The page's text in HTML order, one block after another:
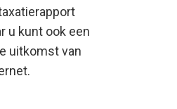
u kunt ook een
uitkomst van